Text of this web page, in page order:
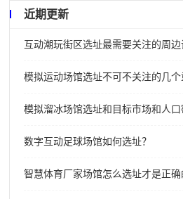
近期更新
互动潮玩街区选址最需要关注的周边
模拟运动场馆选址不可不关注的几个
模拟溜冰场馆选址和目标市场和人口
数字互动足球场馆如何选址？
智慧体育厂家场馆怎么选址才是正确